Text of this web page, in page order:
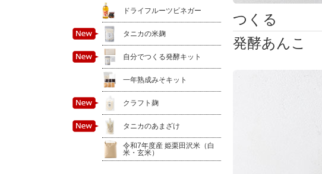
つくる
発酵あんこ
ドライフルーツビネガー
タニカの米麹
自分でつくる発酵キット
一年熟成みそキット
クラフト麹
タニカのあまざけ
令和7年度産 姫栗田沢米（白
米・玄米）